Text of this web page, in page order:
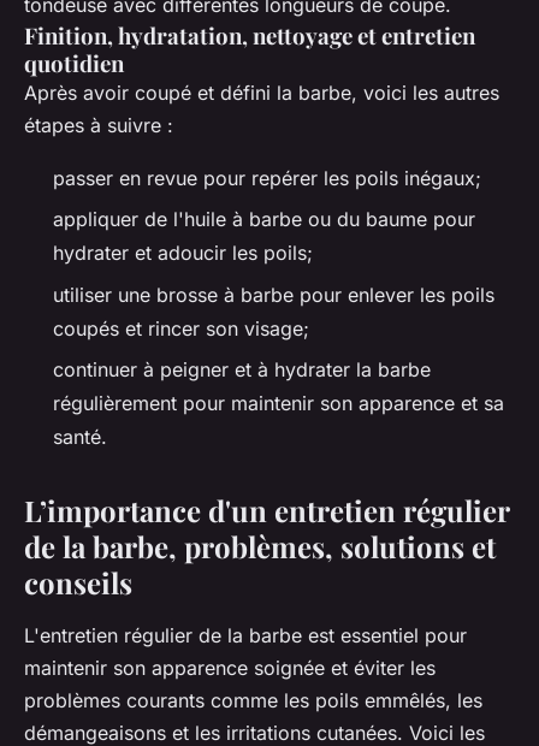
Finition, hydratation, nettoyage et entretien
quotidien
Après avoir coupé et défini la barbe, voici les autres
étapes à suivre :
passer en revue pour repérer les poils inégaux;
appliquer de l'huile à barbe ou du baume pour
hydrater et adoucir les poils;
utiliser une brosse à barbe pour enlever les poils
coupés et rincer son visage;
continuer à peigner et à hydrater la barbe
régulièrement pour maintenir son apparence et sa
santé.
L’importance d'un entretien régulier
de la barbe, problèmes, solutions et
conseils
L'entretien régulier de la barbe est essentiel pour
maintenir son apparence soignée et éviter les
problèmes courants comme les poils emmêlés, les
démangeaisons et les irritations cutanées. Voici les